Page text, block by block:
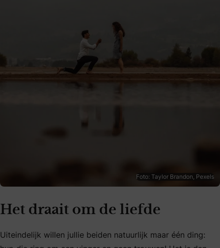
Foto: Taylor Brandon, Pexels
Het draait om de liefde
Uiteindelijk willen jullie beiden natuurlijk maar één ding: